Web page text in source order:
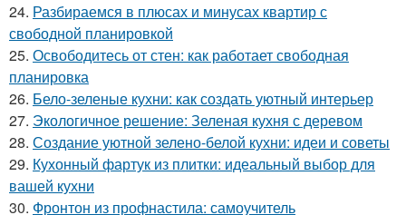
24. Разбираемся в плюсах и минусах квартир с
свободной планировкой
25. Освободитесь от стен: как работает свободная
планировка
26. Бело-зеленые кухни: как создать уютный интерьер
27. Экологичное решение: Зеленая кухня с деревом
28. Создание уютной зелено-белой кухни: идеи и советы
29. Кухонный фартук из плитки: идеальный выбор для
вашей кухни
30. Фронтон из профнастила: самоучитель